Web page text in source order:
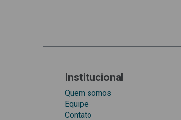
Institucional
Quem somos
Equipe
Contato